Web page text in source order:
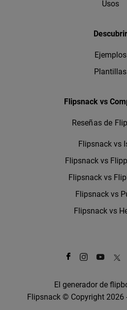
Usos
Descubrir
Ejemplos
Plantillas
Flipsnack vs
Reseñas de
Flipsnack vs
Flipsnack vs
Flipsnack vs
Flipsnack vs
Flipsnack vs
El generador de
Flipsnack © Copyright 2026